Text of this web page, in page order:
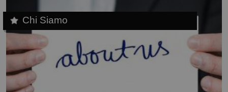
Chi Siamo